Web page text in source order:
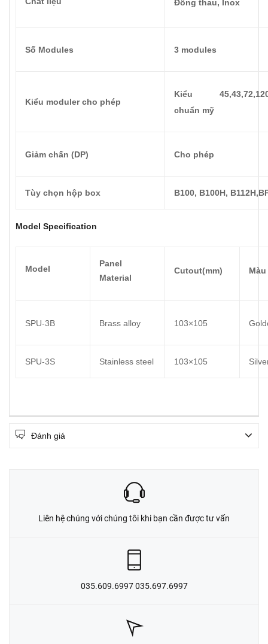
Đồng thau, Inox
Số Modules 3 modules
Kiểu moduler cho phép
Kiểu
chuẩn mỹ
Giảm chấn (DP) Cho phép
Tùy chọn hộp box B100, B100H,
Model Specification
Model
Panel
Material
Cutout(mm)
SPU-3B Brass alloy 103×105
SPU-3S Stainless steel 103×105
Đánh giá
Liên hệ chúng với chúng tôi khi bạn cần được tư vấn
035.609.6997 035.697.6997